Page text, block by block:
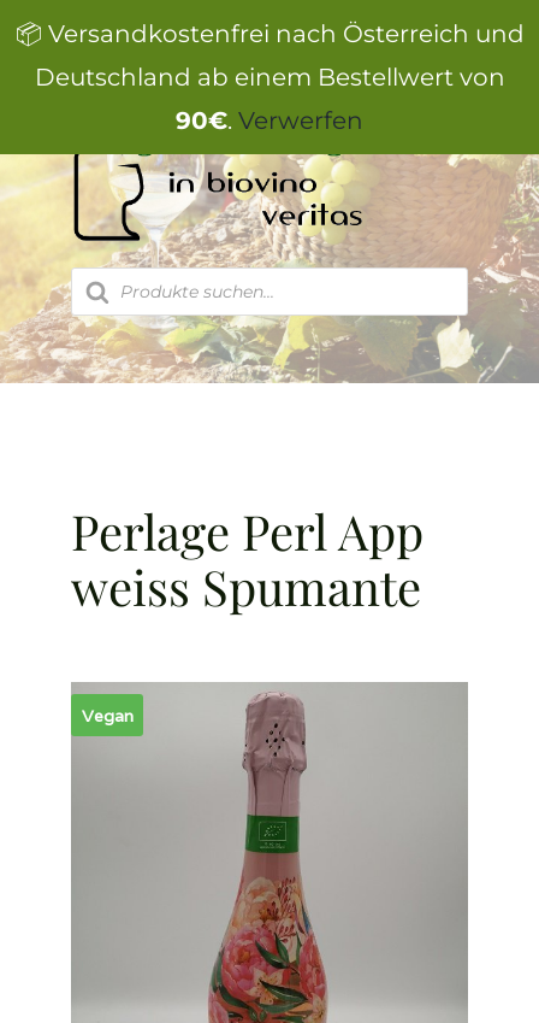
📦 Versandkostenfrei nach Österreich und
Deutschland ab einem Bestellwert von
90€. Verwerfen
Inhalt
springen
Products
search
Perlage Perl App
weiss Spumante
Vegan